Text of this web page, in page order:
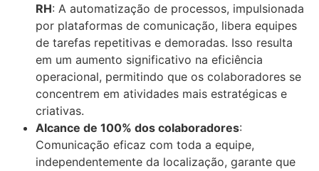
RH: A automatização de processos, impulsionada
por plataformas de comunicação, libera equipes
de tarefas repetitivas e demoradas. Isso resulta
em um aumento significativo na eficiência
operacional, permitindo que os colaboradores se
concentrem em atividades mais estratégicas e
criativas.
Alcance de 100% dos colaboradores:
Comunicação eficaz com toda a equipe,
independentemente da localização, garante que